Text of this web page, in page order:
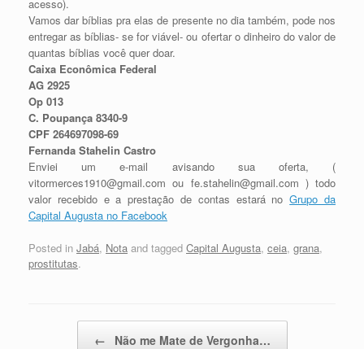
acesso).
Vamos dar bíblias pra elas de presente no dia também, pode nos
entregar as bíblias- se for viável- ou ofertar o dinheiro do valor de
quantas bíblias você quer doar.
Caixa Econômica Federal
AG 2925
Op 013
C. Poupança 8340-9
CPF 264697098-69
Fernanda Stahelin Castro
Enviei um e-mail avisando sua oferta, (
vitormerces1910@gmail.com ou fe.stahelin@gmail.com ) todo
valor recebido e a prestação de contas estará noGrupo da
Capital Augusta no Facebook
Posted in Jabá, Nota and tagged Capital Augusta, ceia, grana,
prostitutas.
← Não me Mate de Vergonha…